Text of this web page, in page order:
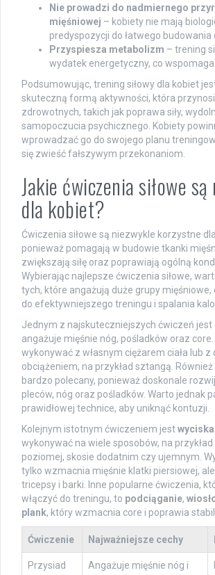
Nie prowadzi do nadmiernego
mięśniowej – kobiety nie mają
predyspozycji do łatwego budowania
Przyspiesza metabolizm – trening
wydatek energetyczny, co wspomaga
Podsumowując, trening siłowy dla kobiet
skuteczną formą aktywności, która
zdrowotnych, takich jak poprawa siły,
samopoczucia psychicznego. Kobiety
wprowadzać go do swojego planu
się zwieść fałszywym przekonaniom.
Jakie ćwiczenia siłowe
dla kobiet?
Ćwiczenia siłowe są niezwykle korzystne
ponieważ pomagają w budowie tkanki
zwiększają siłę oraz poprawiają ogólną
Wybierając najlepsze ćwiczenia siłowe,
tych, które angażują duże grupy mięśniowe,
do efektywniejszego treningu i spalania
Jednym z najskuteczniejszych ćwiczeń jest
angażuje mięśnie nóg, pośladków oraz
wykonywać z własnym ciężarem ciała lub
obciążeniem, na przykład sztangą. Również
bardzo polecany, ponieważ doskonale
pleców, nóg oraz pośladków. Warto jednak
prawidłowej technice, aby uniknąć kontuzji.
Kolejnym istotnym ćwiczeniem jest
wykonywać na wiele sposobów, na przykład
poziomej, skosie dodatnim czy ujemnym.
tylko wzmacnia mięśnie klatki piersiowej,
tricepsy i barki. Inne popularne ćwiczenia,
włączyć do treningu, to podciąganie,
plank, który wzmacnia core i poprawia
Ćwiczenie Najważniejsze cechy
Przysiad
Angażuje mięśnie nóg i